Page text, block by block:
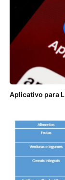
Aplicativo para